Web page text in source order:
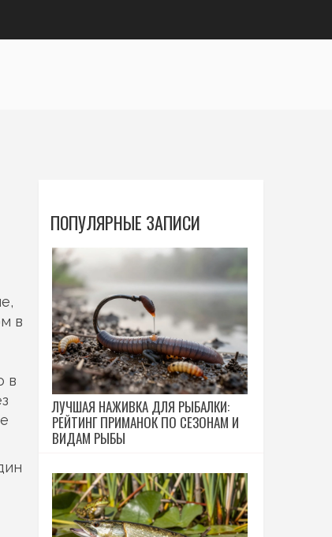
в
в
ПОПУЛЯРНЫЕ ЗАПИСИ
ЛУЧШАЯ НАЖИВКА ДЛЯ РЫБАЛКИ:
РЕЙТИНГ ПРИМАНОК ПО СЕЗОНАМ И
ВИДАМ РЫБЫ